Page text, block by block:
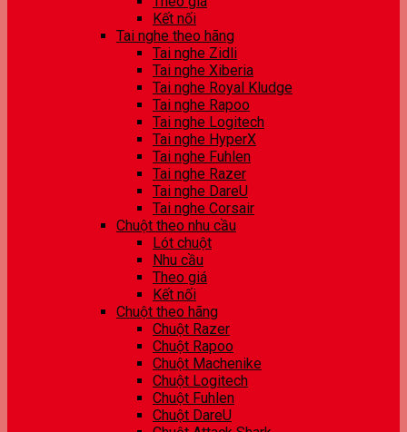
Kết nối
Tai nghe theo hãng
Tai nghe Zidli
Tai nghe Xiberia
Tai nghe Royal Kludge
Tai nghe Rapoo
Tai nghe Logitech
Tai nghe HyperX
Tai nghe Fuhlen
Tai nghe Razer
Tai nghe DareU
Tai nghe Corsair
Chuột theo nhu cầu
Lót chuột
Nhu cầu
Theo giá
Kết nối
Chuột theo hãng
Chuột Razer
Chuột Rapoo
Chuột Machenike
Chuột Logitech
Chuột Fuhlen
Chuột DareU